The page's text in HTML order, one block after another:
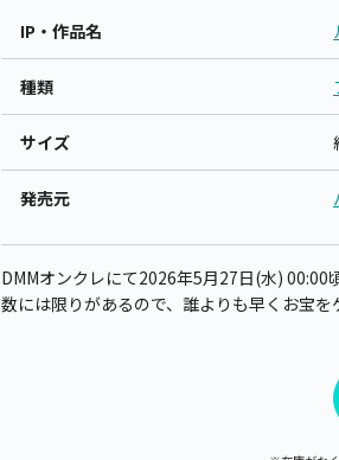
IP・作品名
種類
サイズ
発売元
DMMオンクレにて2026年5月27日(水) 00:00
数には限りがあるので、誰よりも早くお宝を